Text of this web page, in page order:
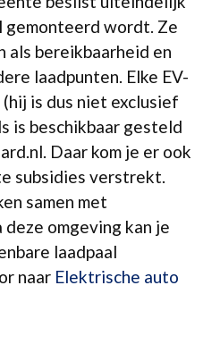
gemonteerd wordt. Ze
als bereikbaarheid en
laadpunten. Elke EV-
is dus niet exclusief
is beschikbaar gesteld
Daar kom je er ook
subsidies verstrekt.
samen met
deze omgeving kan je
laadpaal
naar Elektrische auto